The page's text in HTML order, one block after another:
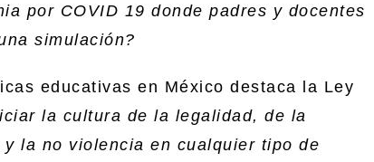
por COVID 19 donde padres y docentes
simulación?
educativas en México destaca la Ley
la cultura de la legalidad, de la
la no violencia en cualquier tipo de